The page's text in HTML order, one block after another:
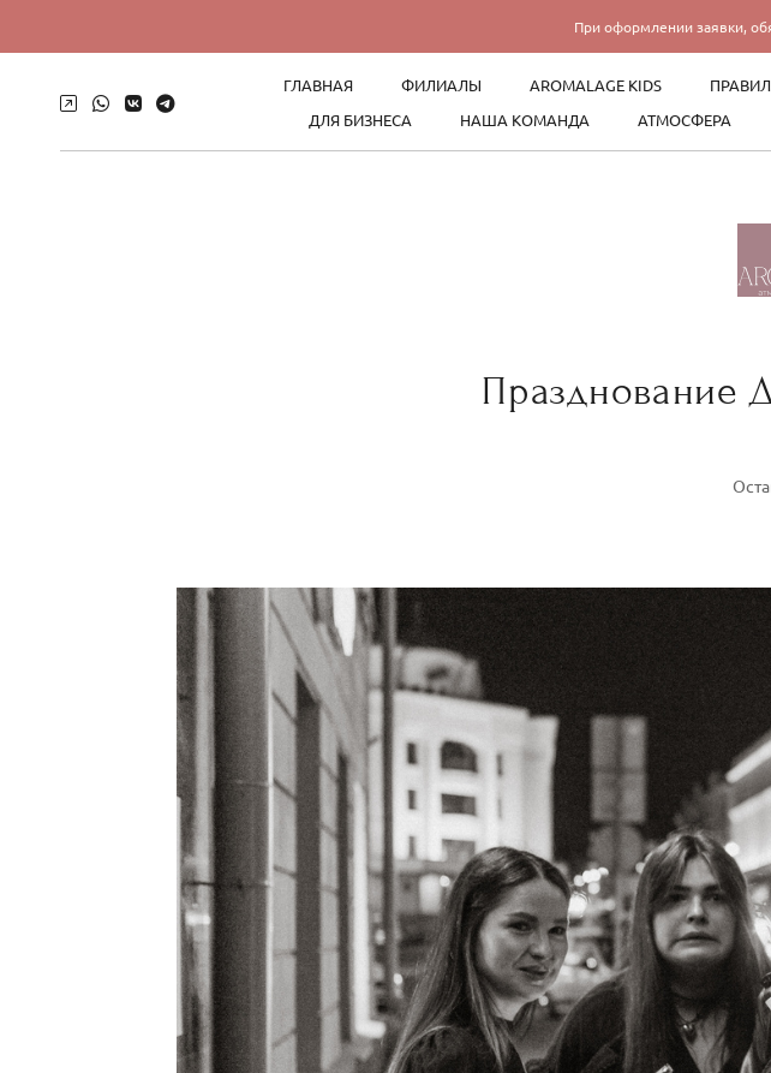
ГЛАВНАЯ ФИЛИАЛЫ AROMALAGE KIDS
ДЛЯ БИЗНЕСА
НАША КОМАНДА АТМОСФЕРА
Празднование
При оформлении заявки,